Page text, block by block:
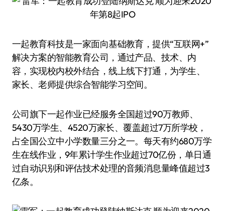
一起教育科技是一家面向基础教育，提供“互联网+”
解决方案的智能教育公司，通过产品、技术、内
容，实现校内校外结合，线上线下打通，为学生、
家长、老师提供综合智能学习空间。
公司旗下一起作业已经服务全国超过90万教师、
5430万学生、4520万家长、覆盖超过7万所学校，
占全国公立中小学数量三分之一。每天有约680万学
生在线作业，9年累计学生作业超过70亿份，单日通
过自动识别和评估技术处理的音频消息量峰值超过3
亿条。